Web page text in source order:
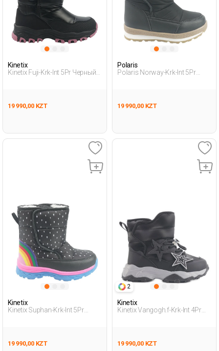
Kinetix
Kinetix Fuji-Krk-Int 5Pr Черный
19 990,00 KZT
Polaris
Polaris Norway-Krk-Int 5Pr
19 990,00 KZT
Kinetix
Kinetix Suphan-Krk-Int 5Pr
19 990,00 KZT
2
Kinetix
Kinetix Vangogh.f-Krk-Int 4Pr
19 990,00 KZT